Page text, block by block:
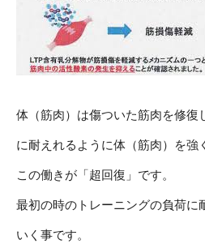
体（筋肉）は傷ついた筋肉を修復
に耐えれるように体（筋肉）を強
この働きが「超回復」です。
最初の時のトレーニングの負荷に
いく事です。